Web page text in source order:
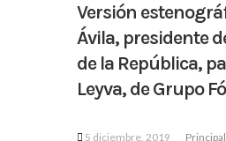
Versión
Ávila, presidente
de la República,
Leyva, de Grupo
5 diciembre, 2019